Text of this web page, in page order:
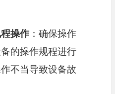
操作：确保操作
的操作规程进行
不当导致设备故